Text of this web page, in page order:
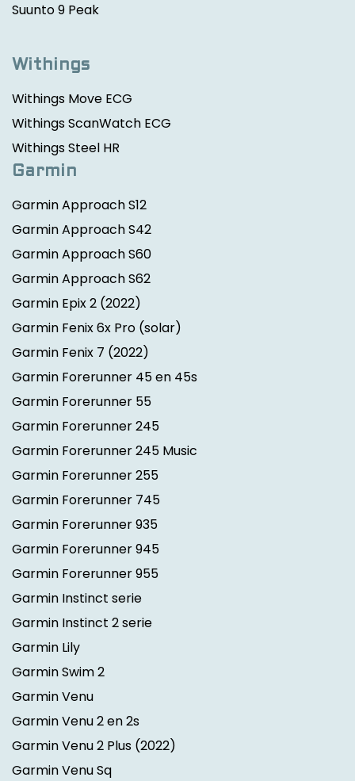
Suunto 9 Peak
Withings
Withings Move ECG
Withings ScanWatch ECG
Withings Steel HR
Garmin
Garmin Approach S12
Garmin Approach S42
Garmin Approach S60
Garmin Approach S62
Garmin Epix 2 (2022)
Garmin Fenix 6x Pro (solar)
Garmin Fenix 7 (2022)
Garmin Forerunner 45 en 45s
Garmin Forerunner 55
Garmin Forerunner 245
Garmin Forerunner 245 Music
Garmin Forerunner 255
Garmin Forerunner 745
Garmin Forerunner 935
Garmin Forerunner 945
Garmin Forerunner 955
Garmin Instinct serie
Garmin Instinct 2 serie
Garmin Lily
Garmin Swim 2
Garmin Venu
Garmin Venu 2 en 2s
Garmin Venu 2 Plus (2022)
Garmin Venu Sq